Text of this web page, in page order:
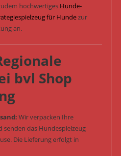
hochwertiges Hunde-
für Hundezur
an.
bvl Shop
Wir verpacken Ihre
senden das Hundespielzeug
Die Lieferung erfolgt in